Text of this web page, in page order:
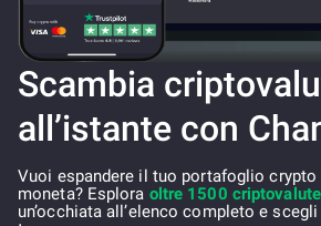
Scambia
all’istante con
Vuoi espandere il tuo portafoglio crypto
moneta? Esplora oltre 1500 criptovalute
un’occhiata all’elenco completo e